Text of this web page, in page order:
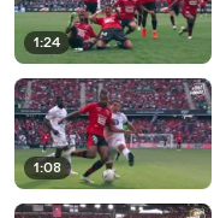
1:24
1:08